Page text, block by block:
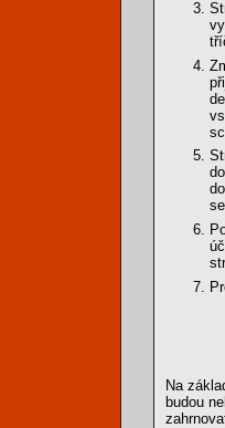
Na
budou